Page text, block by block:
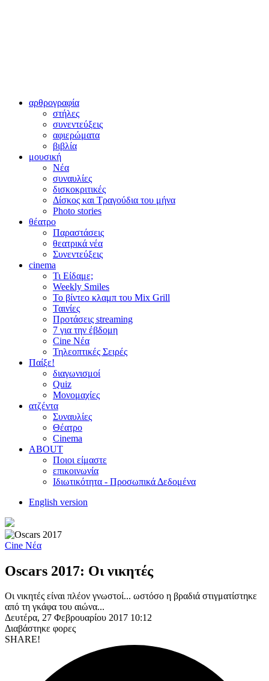
αρθρογραφία
στήλες
συνεντεύξεις
αφιερώματα
βιβλία
μουσική
Νέα
συναυλίες
δισκοκριτικές
Δίσκος και Τραγούδια του μήνα
Photo stories
θέατρο
Παραστάσεις
θεατρικά νέα
Συνεντεύξεις
cinema
Τι Είδαμε;
Weekly Smiles
Το βίντεο κλαμπ του Mix Grill
Ταινίες
Προτάσεις streaming
7 για την έβδομη
Cine Νέα
Τηλεοπτικές Σειρές
Παίξε!
διαγωνισμοί
Quiz
Μονομαχίες
ατζέντα
Συναυλίες
Θέατρο
Cinema
ABOUT
Ποιοι είμαστε
επικοινωνία
Ιδιωτικότητα - Προσωπικά Δεδομένα
English version
Cine Νέα
Oscars 2017: Οι νικητές
Οι νικητές είναι πλέον γνωστοί... ωστόσο η βραδιά στιγματίστηκε
από τη γκάφα του αιώνα...
Δευτέρα, 27 Φεβρουαρίου 2017 10:12
Διαβάστηκε φορες
SHARE!